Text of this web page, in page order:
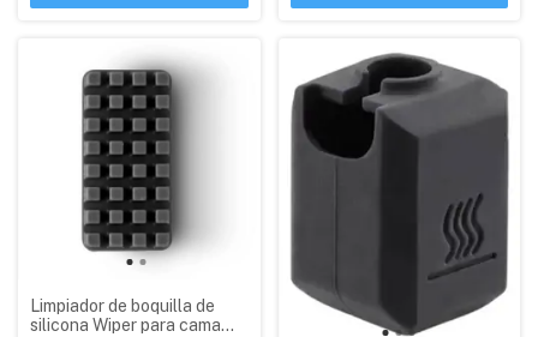
Limpiador de boquilla de
silicona Wiper para cama